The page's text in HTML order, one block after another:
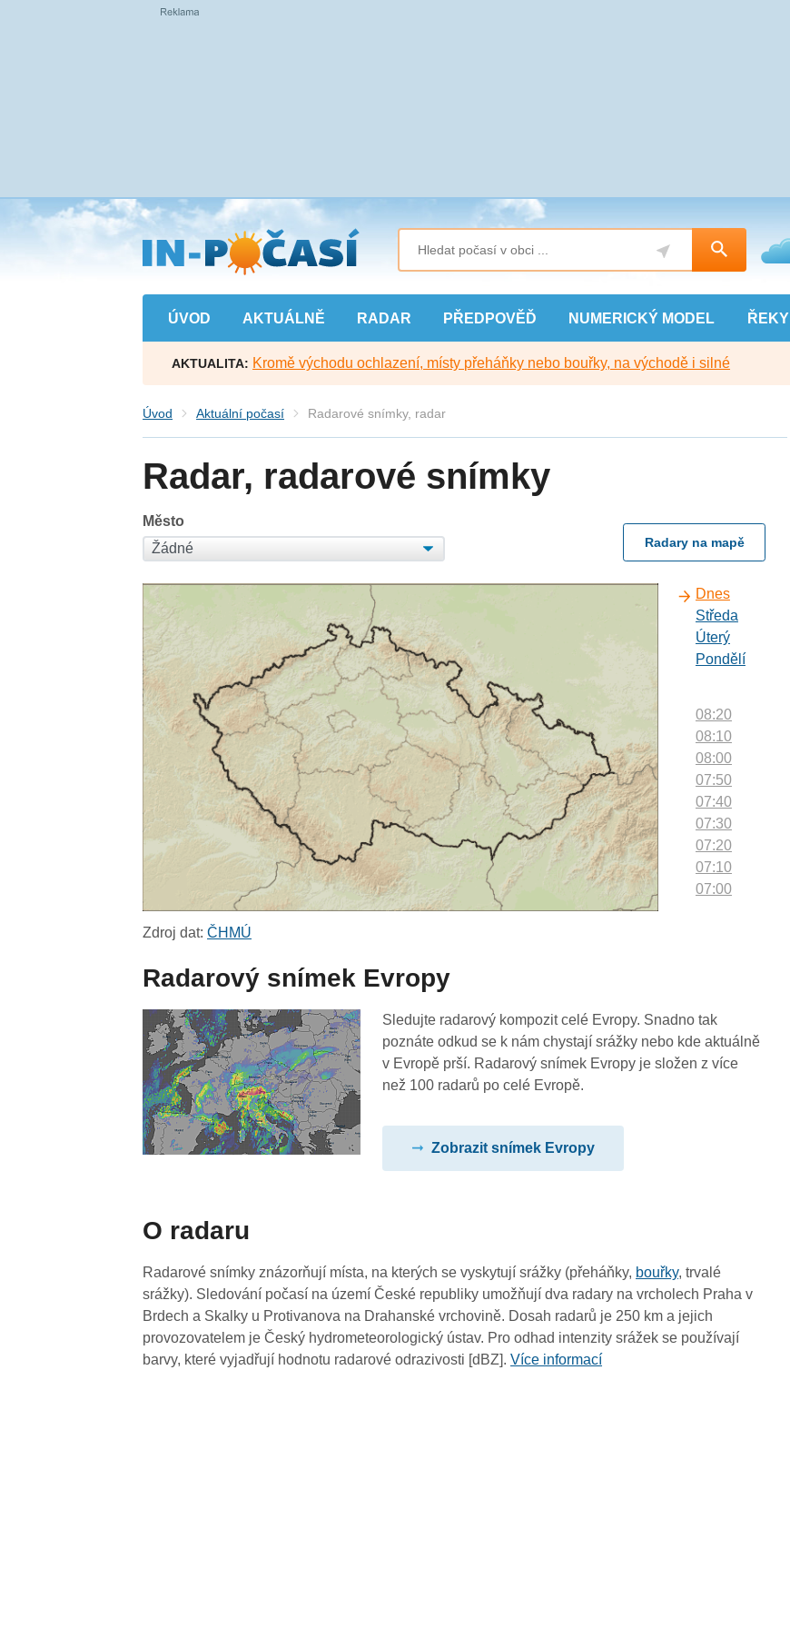
Přejít
na
hlavní
obsah
ÚVOD AKTUÁLNĚ RADAR PŘEDPOVĚĎ NUMERICKÝ MODEL ŘEKY
AKTUALITA: Kromě východu ochlazení, místy přeháňky nebo bouřky, na východě i silné
Úvod Aktuální počasí Radarové snímky, radar
Radar, radarové snímky
Město
Radary na mapě
Dnes
Středa
Úterý
Pondělí
08:20
08:10
08:00
07:50
07:40
07:30
07:20
07:10
07:00
06:00
05:50
05:40
04:00
03:50
03:40
03:30
Zdroj dat:ČHMÚ
Radarový snímek Evropy
Sledujte radarový kompozit celé Evropy. Snadno tak
poznáte odkud se k nám chystají srážky nebo kde aktuálně
v Evropě prší. Radarový snímek Evropy je složen z více
než 100 radarů po celé Evropě.
Zobrazit snímek Evropy
O radaru
Radarové snímky znázorňují místa, na kterých se vyskytují srážky (přeháňky, bouřky, trvalé
srážky). Sledování počasí na území České republiky umožňují dva radary na vrcholech Praha v
Brdech a Skalky u Protivanova na Drahanské vrchovině. Dosah radarů je 250 km a jejich
provozovatelem je Český hydrometeorologický ústav. Pro odhad intenzity srážek se používají
barvy, které vyjadřují hodnotu radarové odrazivosti [dBZ].Více informací